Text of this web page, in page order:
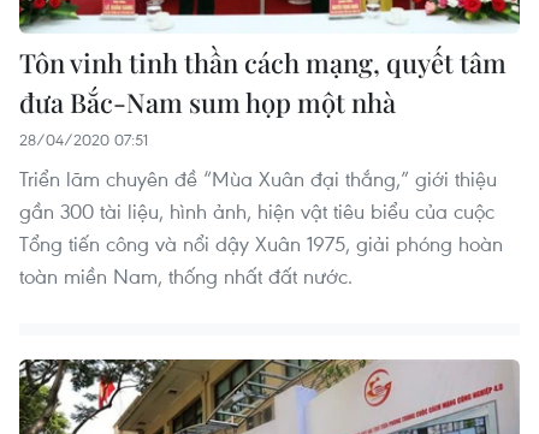
Tôn vinh tinh thần cách mạng, quyết tâm
đưa Bắc-Nam sum họp một nhà
28/04/2020 07:51
Triển lãm chuyên đề “Mùa Xuân đại thắng,” giới thiệu
gần 300 tài liệu, hình ảnh, hiện vật tiêu biểu của cuộc
Tổng tiến công và nổi dậy Xuân 1975, giải phóng hoàn
toàn miền Nam, thống nhất đất nước.